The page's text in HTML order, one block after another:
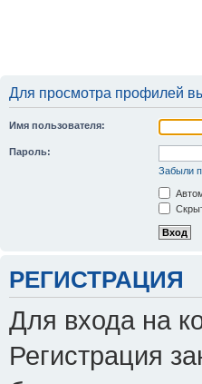
Для просмотра профилей
Имя пользователя:
Пароль:
Забыли
РЕГИСТРАЦИЯ
Для входа на
Регистрация